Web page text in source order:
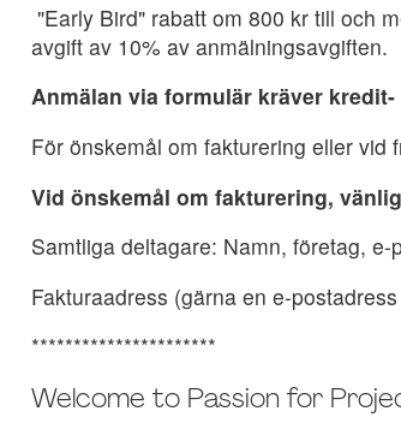
"Early Bird" rabatt om 800 kr till och
avgift av 10% av anmälningsavgiften.
Anmälan via formulär kräver
För önskemål om fakturering eller vid
Vid önskemål om fakturering,
Samtliga deltagare: Namn, företag, e-
Fakturaadress (gärna en e-
**********************
Welcome to Passion for